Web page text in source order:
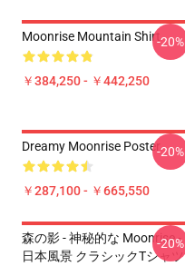
Moonrise Mountain Shirt
￥384,250 - ￥442,250
-20%
Dreamy Moonrise Poster
￥287,100 - ￥665,550
-20%
森の影 - 神秘的な Moonrise -
日本風景 クラシックTシャツ
-20%